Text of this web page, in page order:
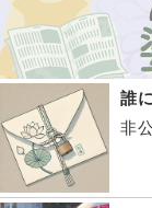
誰
非